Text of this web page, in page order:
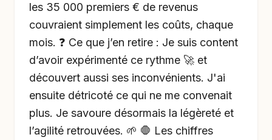
les 35 000 premiers € de revenus
couvraient simplement les coûts, chaque
mois. ❓ Ce que j’en retire : Je suis content
d’avoir expérimenté ce rythme 🚀 et
découvert aussi ses inconvénients. J'ai
ensuite détricoté ce qui ne me convenait
plus. Je savoure désormais la légèreté et
l’agilité retrouvées. 🌱 🛑 Les chiffres